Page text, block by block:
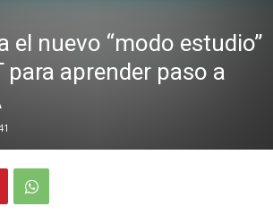
el nuevo “modo estudio”
para aprender paso a